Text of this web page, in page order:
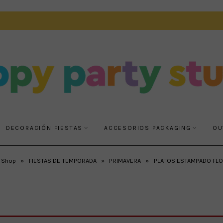
DECORACIÓN FIESTAS ACCESORIOS PACKAGING
Shop » FIESTAS DE TEMPORADA » PRIMAVERA » PLATOS ESTAMPADO